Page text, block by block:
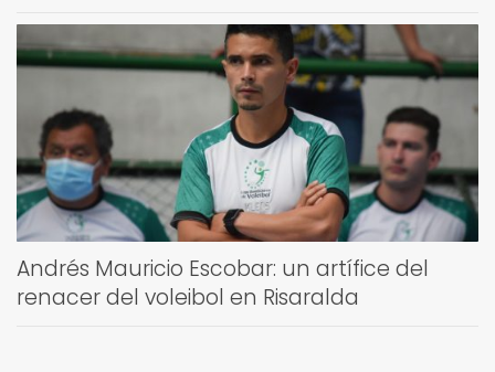
Andrés Mauricio Escobar: un artífice del
renacer del voleibol en Risaralda